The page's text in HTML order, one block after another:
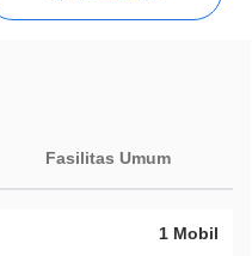
Fasilitas Umum
1 Mobil